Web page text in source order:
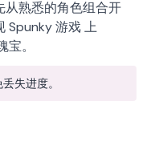
从熟悉的角色组合开
Spunky 游戏 上
。
失进度。